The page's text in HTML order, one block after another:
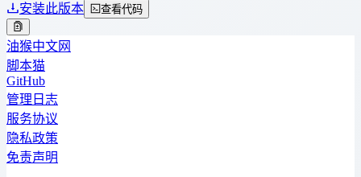
安装此版本
查看代码
油猴中文网
脚本猫
GitHub
管理日志
服务协议
隐私政策
免责声明